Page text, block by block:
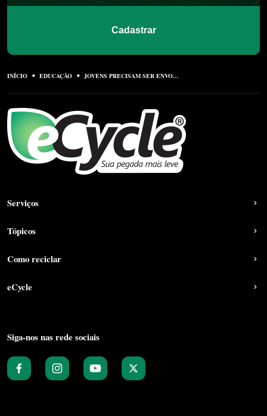
Cadastrar
INÍCIO EDUCAÇÃO JOVENS PRECISAM SER ENVO...
Serviços
Tópicos
Como reciclar
eCycle
Siga-nos nas rede sociais